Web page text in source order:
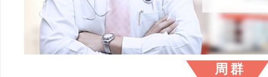
周群